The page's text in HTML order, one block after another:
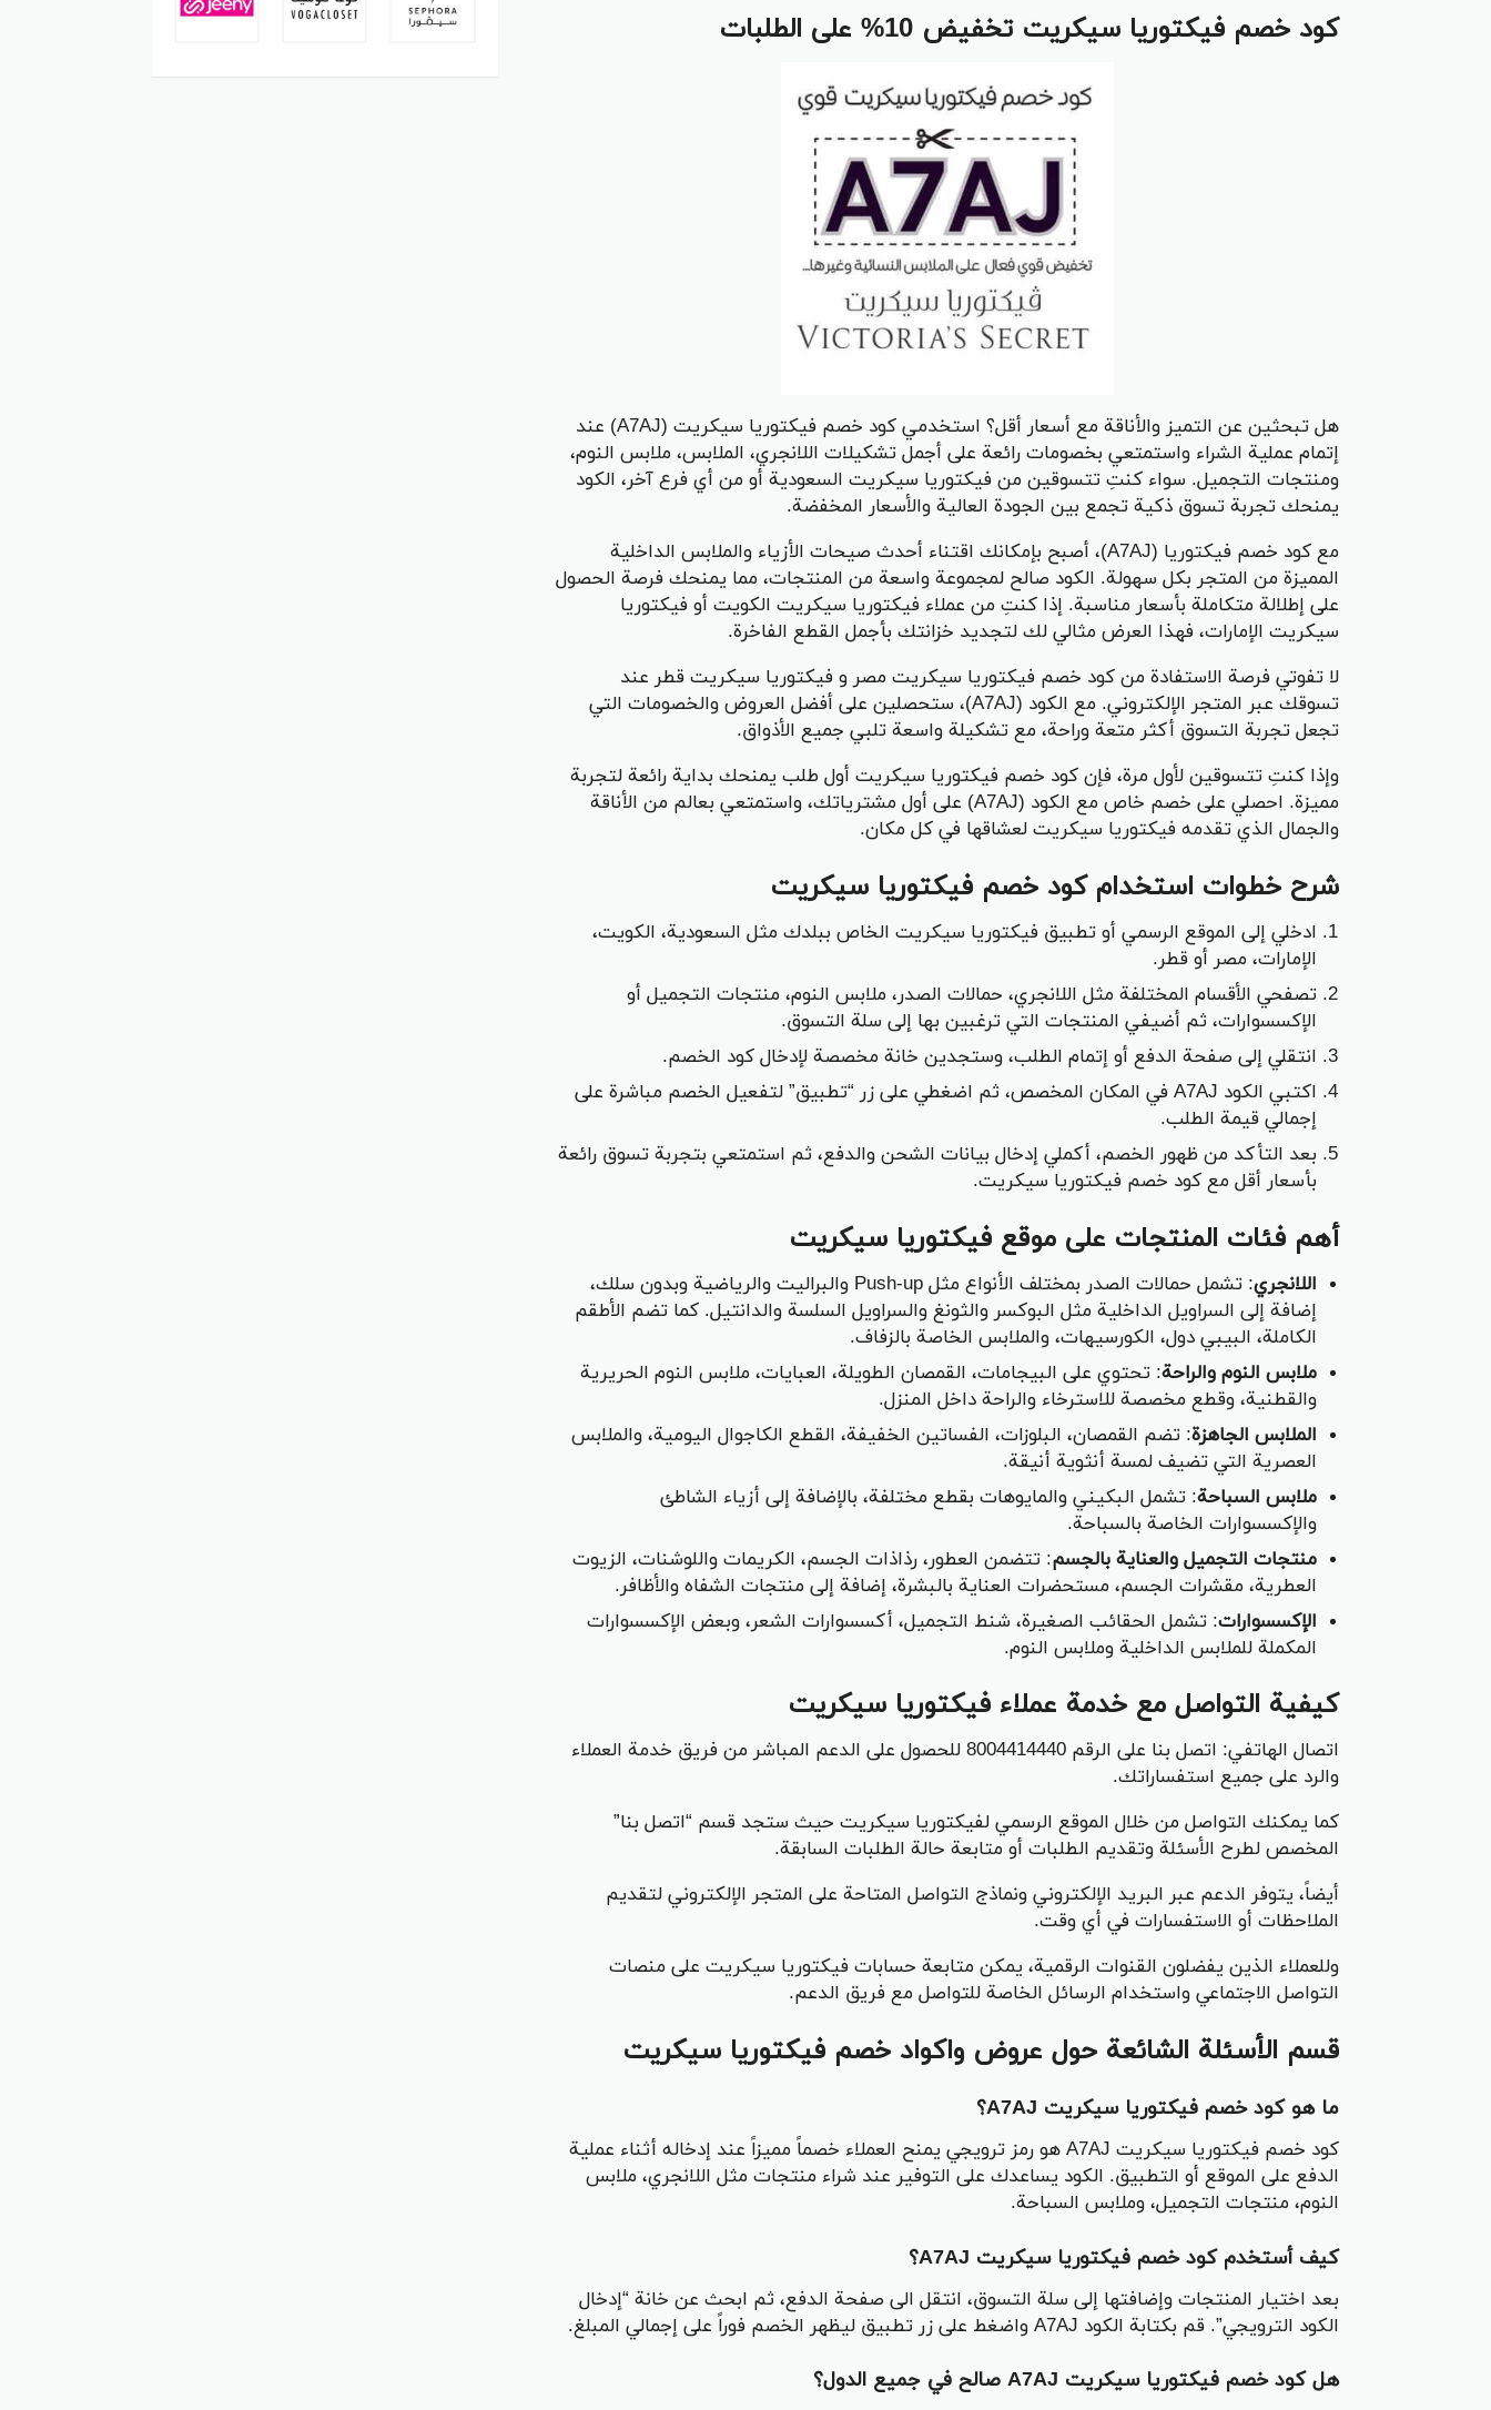
كود خصم فيكتوريا سيكريت تخفيض 10% على الطلبات
هل تبحثين عن التميز والأناقة مع أسعار أقل؟ استخدمي كود خصم فيكتوريا سيكريت (A7AJ) عند
إتمام عملية الشراء واستمتعي بخصومات رائعة على أجمل تشكيلات اللانجري، الملابس، ملابس النوم،
ومنتجات التجميل. سواء كنتِ تتسوقين من فيكتوريا سيكريت السعودية أو من أي فرع آخر، الكود
يمنحك تجربة تسوق ذكية تجمع بين الجودة العالية والأسعار المخفضة.
مع كود خصم فيكتوريا (A7AJ)، أصبح بإمكانك اقتناء أحدث صيحات الأزياء والملابس الداخلية
المميزة من المتجر بكل سهولة. الكود صالح لمجموعة واسعة من المنتجات، مما يمنحك فرصة الحصول
على إطلالة متكاملة بأسعار مناسبة. إذا كنتِ من عملاء فيكتوريا سيكريت الكويت أو فيكتوريا
سيكريت الإمارات، فهذا العرض مثالي لك لتجديد خزانتك بأجمل القطع الفاخرة.
لا تفوتي فرصة الاستفادة من كود خصم فيكتوريا سيكريت مصر و فيكتوريا سيكريت قطر عند
تسوقك عبر المتجر الإلكتروني. مع الكود (A7AJ)، ستحصلين على أفضل العروض والخصومات التي
تجعل تجربة التسوق أكثر متعة وراحة، مع تشكيلة واسعة تلبي جميع الأذواق.
وإذا كنتِ تتسوقين لأول مرة، فإن كود خصم فيكتوريا سيكريت أول طلب يمنحك بداية رائعة لتجربة
مميزة. احصلي على خصم خاص مع الكود (A7AJ) على أول مشترياتك، واستمتعي بعالم من الأناقة
والجمال الذي تقدمه فيكتوريا سيكريت لعشاقها في كل مكان.
شرح خطوات استخدام كود خصم فيكتوريا سيكريت
ادخلي إلى الموقع الرسمي أو تطبيق فيكتوريا سيكريت الخاص ببلدك مثل السعودية، الكويت،
الإمارات، مصر أو قطر.
تصفحي الأقسام المختلفة مثل اللانجري، حمالات الصدر، ملابس النوم، منتجات التجميل أو
الإكسسوارات، ثم أضيفي المنتجات التي ترغبين بها إلى سلة التسوق.
انتقلي إلى صفحة الدفع أو إتمام الطلب، وستجدين خانة مخصصة لإدخال كود الخصم.
اكتبي الكود A7AJ في المكان المخصص، ثم اضغطي على زر “تطبيق” لتفعيل الخصم مباشرة على
إجمالي قيمة الطلب.
بعد التأكد من ظهور الخصم، أكملي إدخال بيانات الشحن والدفع، ثم استمتعي بتجربة تسوق رائعة
بأسعار أقل مع كود خصم فيكتوريا سيكريت.
أهم فئات المنتجات على موقع فيكتوريا سيكريت
اللانجري
: تشمل حمالات الصدر بمختلف الأنواع مثل Push-up والبراليت والرياضية وبدون سلك،
إضافة إلى السراويل الداخلية مثل البوكسر والثونغ والسراويل السلسة والدانتيل. كما تضم الأطقم
الكاملة، البيبي دول، الكورسيهات، والملابس الخاصة بالزفاف.
ملابس النوم والراحة: تحتوي على البيجامات، القمصان الطويلة، العبايات، ملابس النوم الحريرية
والقطنية، وقطع مخصصة للاسترخاء والراحة داخل المنزل.
الملابس الجاهزة: تضم القمصان، البلوزات، الفساتين الخفيفة، القطع الكاجوال اليومية، والملابس
العصرية التي تضيف لمسة أنثوية أنيقة.
ملابس السباحة: تشمل البكيني والمايوهات بقطع مختلفة، بالإضافة إلى أزياء الشاطئ
والإكسسوارات الخاصة بالسباحة.
منتجات التجميل والعناية بالجسم: تتضمن العطور، رذاذات الجسم، الكريمات واللوشنات، الزيوت
العطرية، مقشرات الجسم، مستحضرات العناية بالبشرة، إضافة إلى منتجات الشفاه والأظافر.
الإكسسوارات: تشمل الحقائب الصغيرة، شنط التجميل، أكسسوارات الشعر، وبعض الإكسسوارات
المكملة للملابس الداخلية وملابس النوم.
كيفية التواصل مع خدمة عملاء فيكتوريا سيكريت
اتصال الهاتفي: اتصل بنا على الرقم 8004414440 للحصول على الدعم المباشر من فريق خدمة العملاء
والرد على جميع استفساراتك.
كما يمكنك التواصل من خلال الموقع الرسمي لفيكتوريا سيكريت حيث ستجد قسم “اتصل بنا”
المخصص لطرح الأسئلة وتقديم الطلبات أو متابعة حالة الطلبات السابقة.
أيضاً، يتوفر الدعم عبر البريد الإلكتروني ونماذج التواصل المتاحة على المتجر الإلكتروني لتقديم
الملاحظات أو الاستفسارات في أي وقت.
وللعملاء الذين يفضلون القنوات الرقمية، يمكن متابعة حسابات فيكتوريا سيكريت على منصات
التواصل الاجتماعي واستخدام الرسائل الخاصة للتواصل مع فريق الدعم.
قسم الأسئلة الشائعة حول عروض واكواد خصم فيكتوريا سيكريت
ما هو كود خصم فيكتوريا سيكريت A7AJ؟
كود خصم فيكتوريا سيكريت A7AJ هو رمز ترويجي يمنح العملاء خصماً مميزاً عند إدخاله أثناء عملية
الدفع على الموقع أو التطبيق. الكود يساعدك على التوفير عند شراء منتجات مثل اللانجري، ملابس
النوم، منتجات التجميل، وملابس السباحة.
كيف أستخدم كود خصم فيكتوريا سيكريت A7AJ؟
بعد اختيار المنتجات وإضافتها إلى سلة التسوق، انتقل الى صفحة الدفع، ثم ابحث عن خانة “إدخال
الكود الترويجي”. قم بكتابة الكود A7AJ واضغط على زر تطبيق ليظهر الخصم فوراً على إجمالي المبلغ.
هل كود خصم فيكتوريا سيكريت A7AJ صالح في جميع الدول؟